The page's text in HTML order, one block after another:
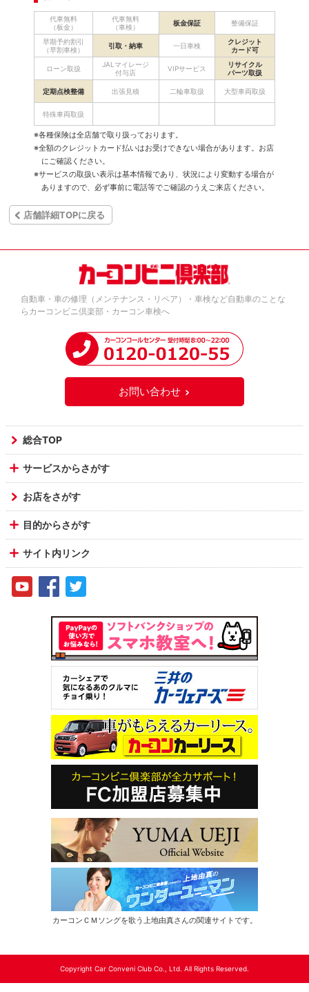
代車無料
（板金）
代車無料
（車検）
板金保証 整備保証
早期予約割引
（早割車検）
引取・納車 一日車検
クレジット
カード可
ローン取扱
JALマイレージ
付与店
VIPサービス
リサイクル
パーツ取扱
定期点検整備 出張見積 二輪車取扱 大型車両取扱
特殊車両取扱
※各種保険は全店舗で取り扱っております。
※全額のクレジットカード払いはお受けできない場合があります。お店
にご確認ください。
※サービスの取扱い表示は基本情報であり、状況により変動する場合が
ありますので、必ず事前に電話等でご確認のうえご来店ください。
店舗詳細TOPに戻る
自動車・車の修理（メンテナンス・リペア）・車検など自動車のことな
らカーコンビニ倶楽部・カーコン車検へ
お問い合わせ
総合TOP
サービスからさがす
お店をさがす
目的からさがす
サイト内リンク
カーコンＣＭソングを歌う上地由真さんの関連サイトです。
Copyright Car Conveni Club Co., Ltd. All Rights Reserved.